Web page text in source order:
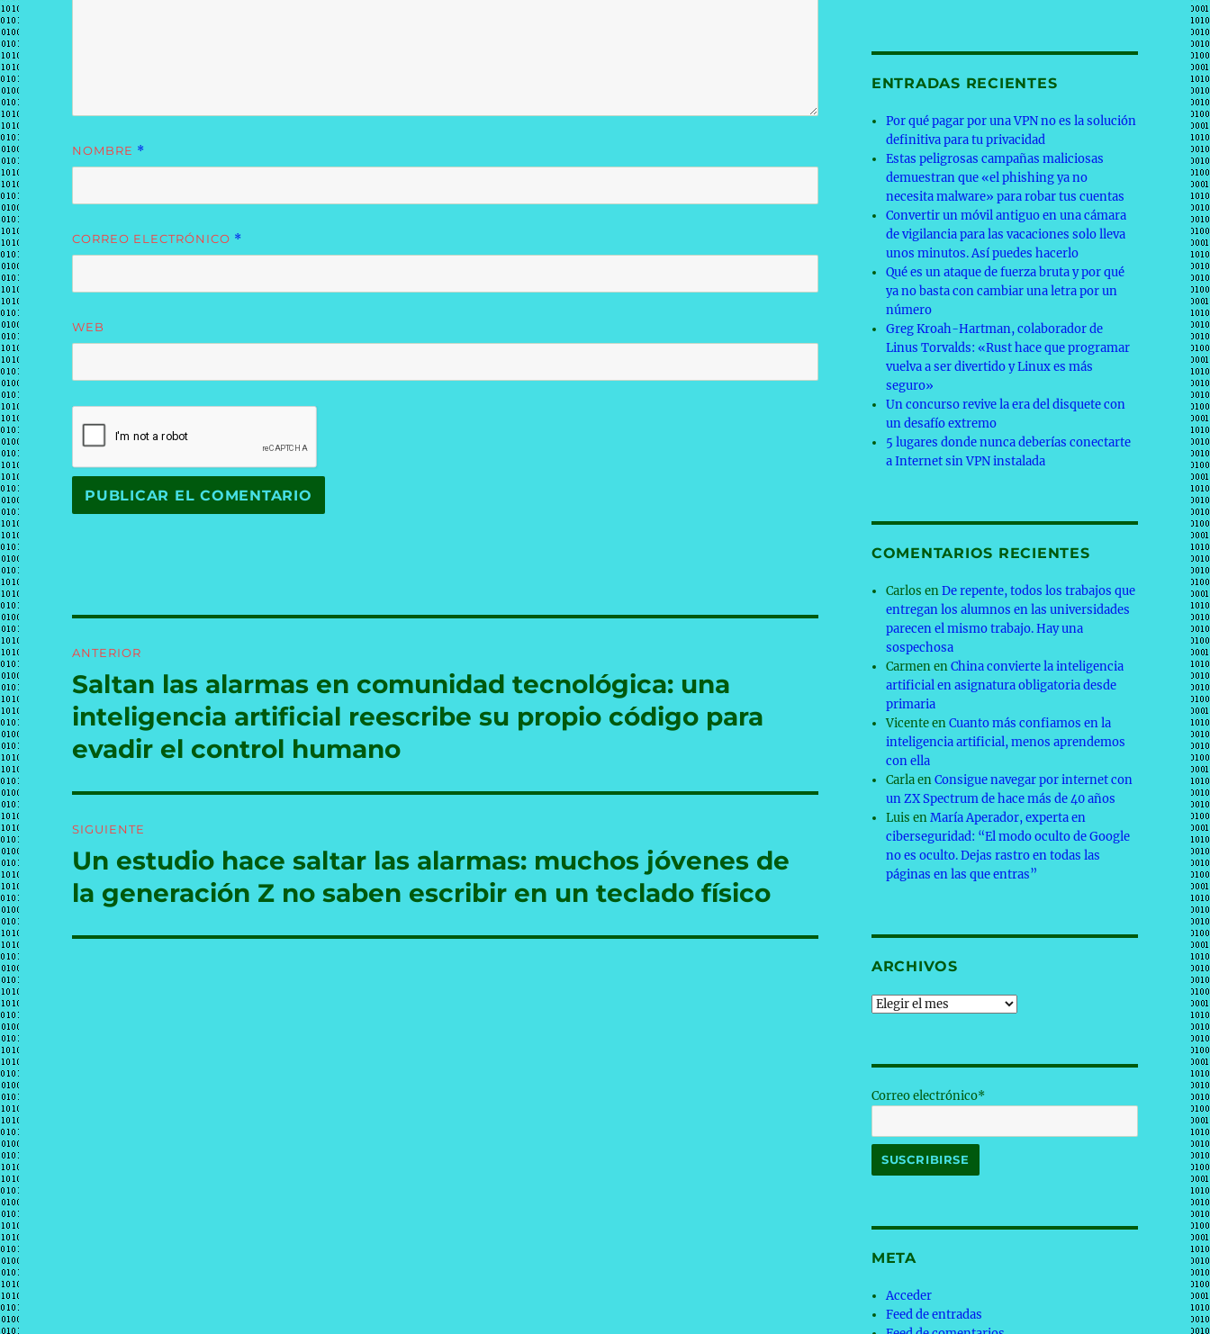
NOMBRE *
CORREO ELECTRÓNICO *
WEB
de
entradas
ANTERIOR
Entrada
anterior:
Saltan las alarmas en comunidad tecnológica: una
inteligencia artificial reescribe su propio código para
evadir el control humano
SIGUIENTE
Entrada
siguiente:
Un estudio hace saltar las alarmas: muchos jóvenes de
la generación Z no saben escribir en un teclado físico
ENTRADAS RECIENTES
Por qué pagar por una VPN no es la solución
definitiva para tu privacidad
Estas peligrosas campañas maliciosas
demuestran que «el phishing ya no
necesita malware» para robar tus cuentas
Convertir un móvil antiguo en una cámara
de vigilancia para las vacaciones solo lleva
unos minutos. Así puedes hacerlo
Qué es un ataque de fuerza bruta y por qué
ya no basta con cambiar una letra por un
número
Greg Kroah-Hartman, colaborador de
Linus Torvalds: «Rust hace que programar
vuelva a ser divertido y Linux es más
seguro»
Un concurso revive la era del disquete con
un desafío extremo
5 lugares donde nunca deberías conectarte
a Internet sin VPN instalada
COMENTARIOS RECIENTES
Carlos enDe repente, todos los trabajos que
entregan los alumnos en las universidades
parecen el mismo trabajo. Hay una
sospechosa
CarmenenChina convierte la inteligencia
artificial en asignatura obligatoria desde
primaria
VicenteenCuanto más confiamos en la
inteligencia artificial, menos aprendemos
con ella
CarlaenConsigue navegar por internet con
un ZX Spectrum de hace más de 40 años
Luis enMaría Aperador, experta en
ciberseguridad: “El modo oculto de Google
no es oculto. Dejas rastro en todas las
páginas en las que entras”
ARCHIVOS
Archivos
Correo electrónico*
META
Acceder
Feed de entradas